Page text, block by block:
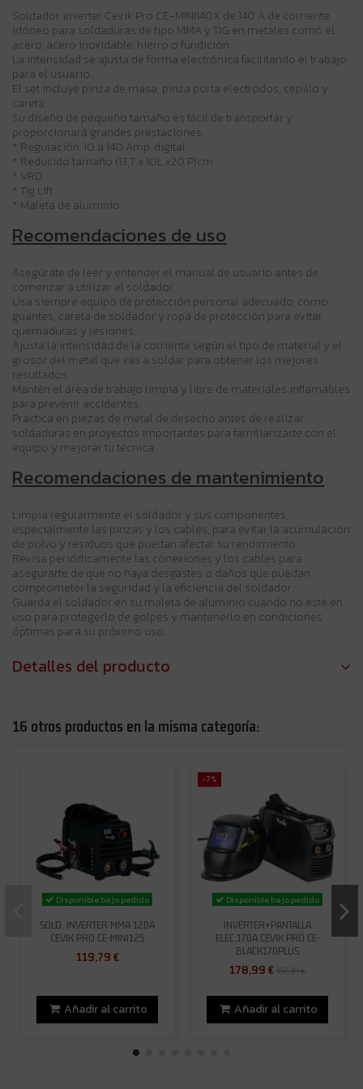
Soldador inverter Cevik Pro CE-MINI140X de 140 A de corriente,
idóneo para soldaduras de tipo MMA y TIG en metales como el
acero, acero inoxidable, hierro o fundición.
La intensidad se ajusta de forma electrónica facilitando el trabajo
para el usuario.
El set incluye pinza de masa, pinza porta electrodos, cepillo y
careta.
Su diseño de pequeño tamaño es fácil de transportar y
proporcionará grandes prestaciones.
* Regulación: 10 a 140 Amp. digital
* Reducido tamaño (13,7 x 10L x20 P)cm
* VRD
* Tig Lift
* Maleta de aluminio
Recomendaciones de uso
Asegúrate de leer y entender el manual de usuario antes de
comenzar a utilizar el soldador.
Usa siempre equipo de protección personal adecuado, como
guantes, careta de soldador y ropa de protección para evitar
quemaduras y lesiones.
Ajusta la intensidad de la corriente según el tipo de material y el
grosor del metal que vas a soldar para obtener los mejores
resultados.
Mantén el área de trabajo limpia y libre de materiales inflamables
para prevenir accidentes.
Practica en piezas de metal de desecho antes de realizar
soldaduras en proyectos importantes para familiarizarte con el
equipo y mejorar tu técnica.
Recomendaciones de mantenimiento
Limpia regularmente el soldador y sus componentes,
especialmente las pinzas y los cables, para evitar la acumulación
de polvo y residuos que puedan afectar su rendimiento.
Revisa periódicamente las conexiones y los cables para
asegurarte de que no haya desgastes o daños que puedan
comprometer la seguridad y la eficiencia del soldador.
Guarda el soldador en su maleta de aluminio cuando no esté en
uso para protegerlo de golpes y mantenerlo en condiciones
óptimas para su próximo uso.
Detalles del producto
16 otros productos en la misma categoría:
Disponible bajo pedido
SOLD. INVERTER MMA 120A
CEVIK PRO CE-MINI125
119,79 €
Añadir al carrito
-7%
Disponible bajo pedido
INVERTER+PANTALLA
ELEC.170A CEVIK PRO CE-
BLACK170PLUS
178,99 €192,39 €
Añadir al carrito